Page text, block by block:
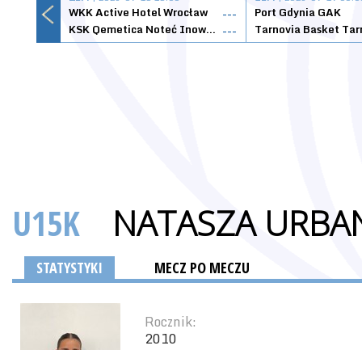
WKK Active Hotel Wrocław
---
KSK Qemetica Noteć Inowrocław ---
Port Gdynia GAK
U15K NATASZA
STATYSTYKI MECZ PO MECZU
Rocznik:
2010